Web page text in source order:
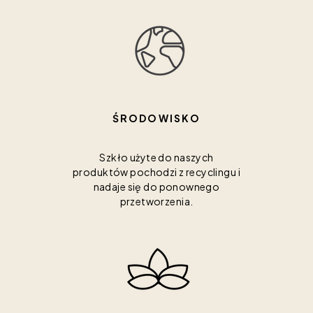
ŚRODOWISKO
Szkło użyte do naszych
produktów pochodzi z recyclingu i
nadaje się do ponownego
przetworzenia.